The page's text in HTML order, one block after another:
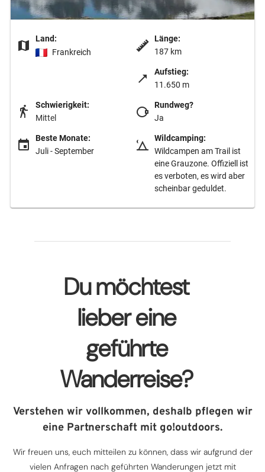
Land:
Frankreich
Länge:
187 km
Aufstieg:
11.650 m
Schwierigkeit:
Mittel
Rundweg?
Ja
Beste Monate:
Juli - September
Wildcamping:
Wildcampen am Trail ist
eine Grauzone. Offiziell ist
es verboten, es wird aber
scheinbar geduldet.
Du möchtest
lieber eine
geführte
Wanderreise?
Verstehen wir vollkommen, deshalb pflegen wir
eine Partnerschaft mit go!outdoors.
Wir freuen uns, euch mitteilen zu können, dass wir aufgrund der
vielen Anfragen nach geführten Wanderungen jetzt mit